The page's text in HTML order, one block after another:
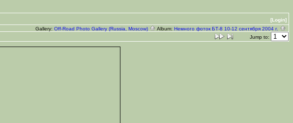
[Login]
Gallery: Off-Road Photo Gallery (Russia, Moscow) Album: Немного фоток БТ-8 10-12 сентября 2004 г.
Jump to: